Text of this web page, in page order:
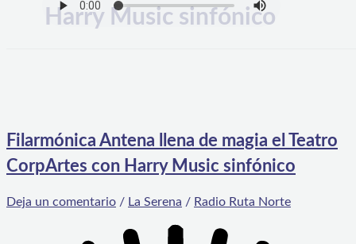
Harry Music sinfónico
Filarmónica Antena llena de magia el Teatro
CorpArtes con Harry Music sinfónico
Deja un comentario / La Serena / Radio Ruta Norte